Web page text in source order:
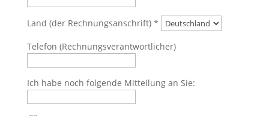
Land (der Rechnungsanschrift) *
Telefon (Rechnungsverantwortlicher)
Ich habe noch folgende Mitteilung an Sie: